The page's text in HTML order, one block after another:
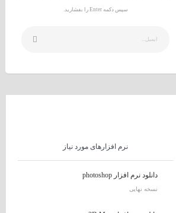
سپس دکمه Enter را بفشارید.
نرم افزارهای مورد نیاز
دانلود نرم افزار photoshop
نسخه نهایی